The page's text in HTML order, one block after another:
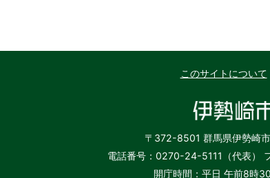
このサイトについて
〒372-8501 群馬県伊勢崎
電話番号：0270-24-5111（代表）
開庁時間：平日 午前8時